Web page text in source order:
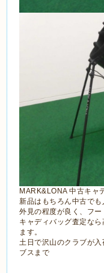
MARK&LONA 中古キャ
新品はもちろん中古でも
外見の程度が良く、フー
キャディバッグ査定な
ます。
土日で沢山のクラブが
ブスまで